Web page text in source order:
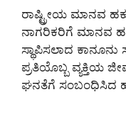
ರಾಷ್ಟ್ರೀಯ ಮಾನವ
ನಾಗರಿಕರಿಗೆ ಮಾನವ
ಸ್ಥಾಪಿಸಲಾದ
ಪ್ರತಿಯೊಬ್ಬ ವ್ಯಕ್ತಿಯ
ಘನತೆಗೆ ಸಂಬಂಧಿಸಿದ